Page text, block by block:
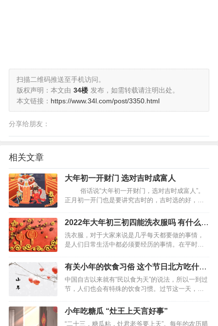
扫描二维码推送至手机访问。
版权声明：本文由 34楼 发布，如需转载请注明出处。
本文链接： https://www.34l.com/post/3350.html
分享给朋友：
相关文章
大年初一开财门 选对吉时成富人
俗话说“大年初一开财门，选对吉时成富人”。
正月初一开门也是要讲究吉时的，吉时选的好，就
呢，下面跟随小编来看看。 大年初一“开财门”什么
时间最好 大年初一开财门的时间一般是在大年的…
2022年大年初三初四能洗衣服吗 有什么习
俗
洗衣服，对于大家来说是几乎每天都要做的事情，
是人们日常生活中都必须要经历的事情。在平时的
期间仍有一些比较特别的风俗习惯，如若不遵守可
能会影响来年的运势。那么，大年初三和大年初四
这两天可以洗衣服吗？…
有关小年的饮食习俗 这个节日北方吃什么
菜
中国自古以来就有“民以食为天”的说法，所以一到过
节，人们也会有特殊的饮食习惯。过节这一天，人
分是用来祭拜的，还有一部分是为了作为当天上桌
的菜，以来庆祝节日。 小年饮食有什么 有麻糖，小
小年吃糖瓜 “灶王上天言好事”
“二十三，糖瓜粘，灶君老爷要上天”。每年的农历腊